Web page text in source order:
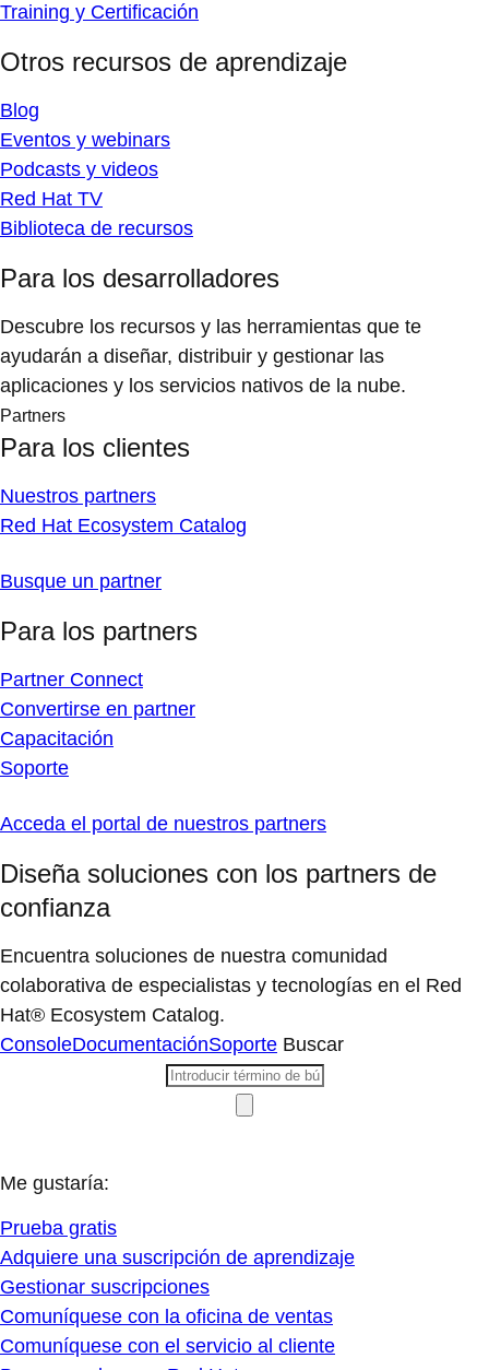
Training y Certificación
Otros recursos de aprendizaje
Blog
Eventos y webinars
Podcasts y videos
Red Hat TV
Biblioteca de recursos
Para los desarrolladores
Descubre los recursos y las herramientas que te
ayudarán a diseñar, distribuir y gestionar las
aplicaciones y los servicios nativos de la nube.
Partners
Para los clientes
Nuestros partners
Red Hat Ecosystem Catalog
Busque un partner
Para los partners
Partner Connect
Convertirse en partner
Capacitación
Soporte
Acceda el portal de nuestros partners
Diseña soluciones con los partners de
confianza
Encuentra soluciones de nuestra comunidad
colaborativa de especialistas y tecnologías en el Red
Hat® Ecosystem Catalog.
ConsoleDocumentaciónSoporte Buscar
Me gustaría:
Prueba gratis
Adquiere una suscripción de aprendizaje
Gestionar suscripciones
Comuníquese con la oficina de ventas
Comuníquese con el servicio al cliente